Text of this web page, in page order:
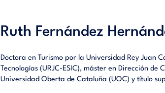
Ruth Fernández
Doctora en Turismo por la Universidad Rey Juan
Tecnologías (URJC-ESIC), máster en Dirección
Universidad Oberta de Cataluña (UOC) y título